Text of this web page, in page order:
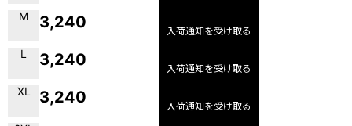
M 3,240 入荷通知を受け取る
L 3,240 入荷通知を受け取る
XL 3,240 入荷通知を受け取る